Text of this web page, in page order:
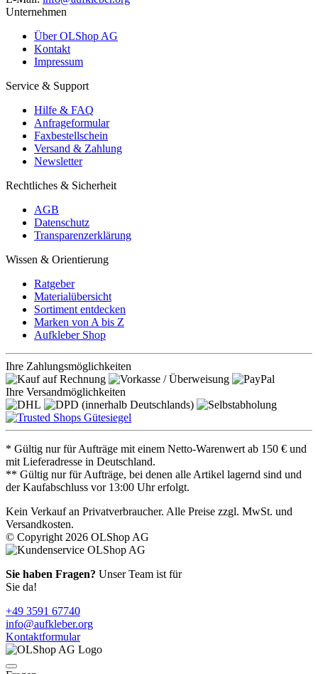
Unternehmen
Über OLShop AG
Kontakt
Impressum
Service & Support
Hilfe & FAQ
Anfrageformular
Faxbestellschein
Versand & Zahlung
Newsletter
Rechtliches & Sicherheit
AGB
Datenschutz
Transparenzerklärung
Wissen & Orientierung
Ratgeber
Materialübersicht
Sortiment entdecken
Marken von A bis Z
Aufkleber Shop
Ihre Zahlungsmöglichkeiten
Ihre Versandmöglichkeiten
* Gültig nur für Aufträge mit einem Netto-Warenwert ab 150 € und
mit Lieferadresse in Deutschland.
** Gültig nur für Aufträge, bei denen alle Artikel lagernd sind und
der Kaufabschluss vor 13:00 Uhr erfolgt.
Kein Verkauf an Privatverbraucher. Alle Preise zzgl. MwSt. und
Versandkosten.
© Copyright 2026 OLShop AG
Sie haben Fragen? Unser Team ist für
Sie da!
+49 3591 67740
info@aufkleber.org
Kontaktformular